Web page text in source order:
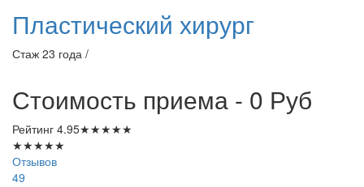
Пластический хирург
Стаж 23 года /
Стоимость приема - 0 Руб
Рейтинг 4.95★★★★★
★★★★★
Отзывов
49